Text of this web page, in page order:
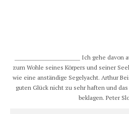
__________________________ Ich gehe
zum Wohle seines Körpers und seiner
wie eine anständige Segelyacht. Arthur
guten Glück nicht zu sehr haften und
beklagen. Peter